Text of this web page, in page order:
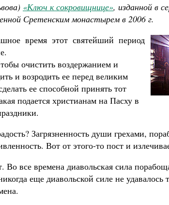
«Ключ к сокровищнице», изданной в
Сретенским монастырем в 2006 г.
время этот святейший период
очистить воздержанием и
и возродить ее перед великим
ее способной принять тот
подается христианам на Пасху в
Загрязненность души грехами,
Вот от этого-то пост и
все времена диавольская сила
еще диавольской силе не удавалось